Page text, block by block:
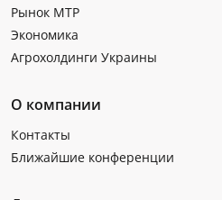
Рынок МТР
Экономика
Агрохолдинги Украины
О компании
Контакты
Ближайшие конференции